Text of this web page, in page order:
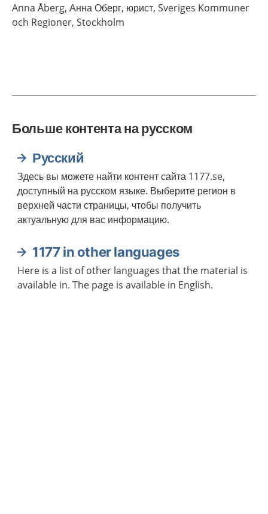
Anna Åberg, Анна Оберг, юрист, Sveriges Kommuner
och Regioner, Stockholm
Больше контента на русском
Русский
Здесь вы можете найти контент сайта 1177.se,
доступный на русском языке. Выберите регион в
верхней части страницы, чтобы получить
актуальную для вас информацию.
1177 in other languages
Here is a list of other languages that the material is
available in. The page is available in English.